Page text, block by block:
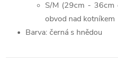
S/M (29cm - 36cm
obvod nad kotníkem
Barva: černá s hnědou